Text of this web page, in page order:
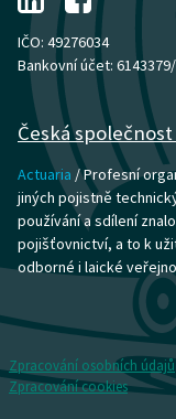
IČO: 49276034
Bankovní účet:
Česká
Actuaria / Profesní
jiných pojistně
používání a sdílení
pojišťovnictví, a to k
odborné i laické
Zpracování osobních údajů
Zpracování cookies